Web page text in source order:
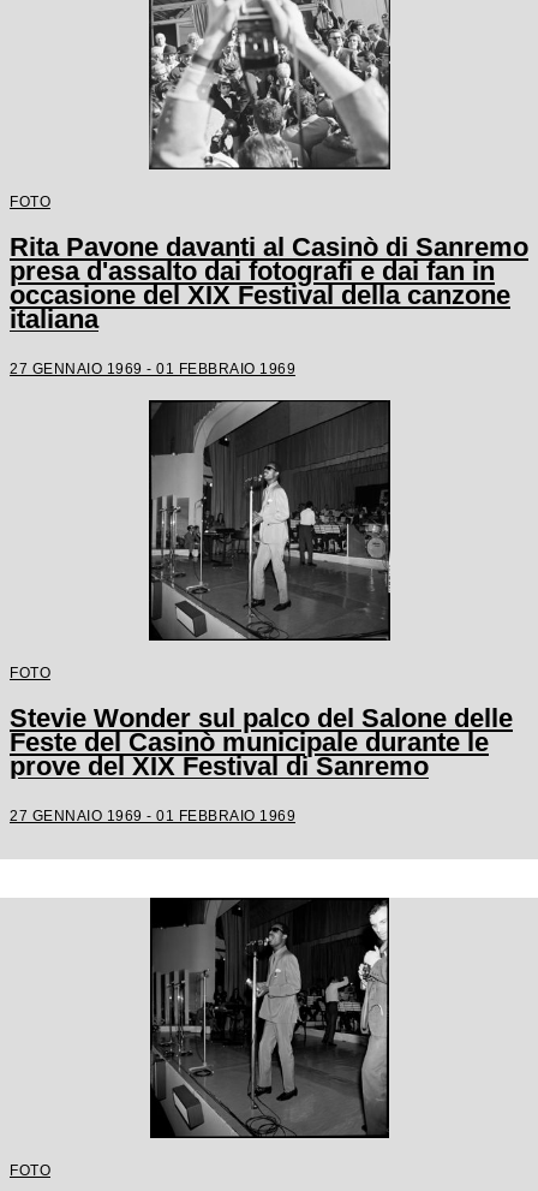
FOTO
Rita Pavone davanti al Casinò di Sanremo
presa d'assalto dai fotografi e dai fan in
occasione del XIX Festival della canzone
italiana
27 GENNAIO 1969 - 01 FEBBRAIO 1969
FOTO
Stevie Wonder sul palco del Salone delle
Feste del Casinò municipale durante le
prove del XIX Festival di Sanremo
27 GENNAIO 1969 - 01 FEBBRAIO 1969
FOTO